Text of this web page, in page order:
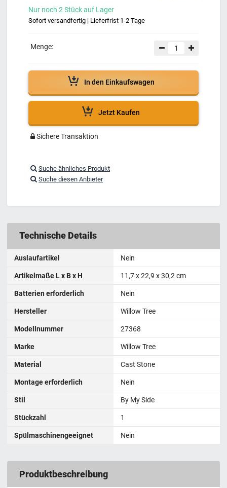
Nur noch 2 Stückauf Lager
Sofort versandfertig | Lieferfrist 1-2 Tage
Menge:
In den Einkaufswagen
Jetzt Kaufen
Sichere Transaktion
Suche ähnliches Produkt
Suche diesen Anbieter
Technische Details
Auslaufartikel Nein
Artikelmaße L x B x H 11,7 x 22,9 x 30,2 cm
Batterien erforderlich Nein
Hersteller Willow Tree
Modellnummer 27368
Marke Willow Tree
Material Cast Stone
Montage erforderlich Nein
Stil By My Side
Stückzahl 1
Spülmaschinengeeignet Nein
Produktbeschreibung